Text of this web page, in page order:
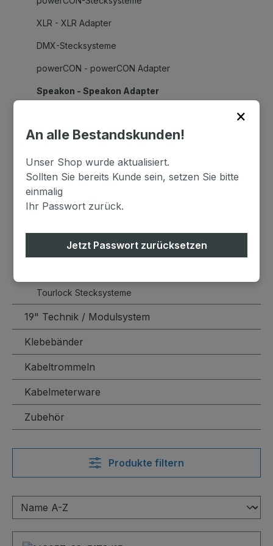
XLR - XLR Adapter
DMX-Stecksysteme
powerCON - powerCON Adapter
Speakon - Speakon Adapter
Klinke - Klinke Adapter
BNC - BNC Adapter
BNC - XLR Adapter
XLR - Klinke Adapter
Speakon-Stecksysteme
Tourlock Stecksysteme
19" Technik / Modulsystem
Klebebänder
Kabeltrommeln
Kabelmeterware
Zubehör
Produkte filtern
×
An alle Bestandskunden!
Unser Shop wurde aktualisiert.
Sollten Sie bereits Kunde sein, setzen Sie bitte
einmalig
Ihr Passwort zurück.
Jetzt Passwort zurücksetzen